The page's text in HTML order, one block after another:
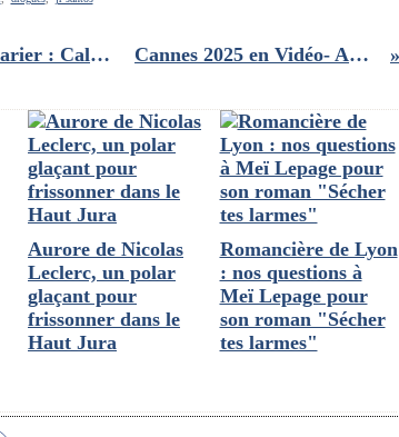
Senteurs de terres vives ; Christine Célarier : Calendrier poétique, éphéméride lyrique.
Cannes 2025 en Vidéo- AMOUR APOCALYPSE
Aurore de Nicolas
Leclerc, un polar
glaçant pour
frissonner dans le
Haut Jura
Romancière de Lyon
: nos questions à
Meï Lepage pour
son roman "Sécher
tes larmes"